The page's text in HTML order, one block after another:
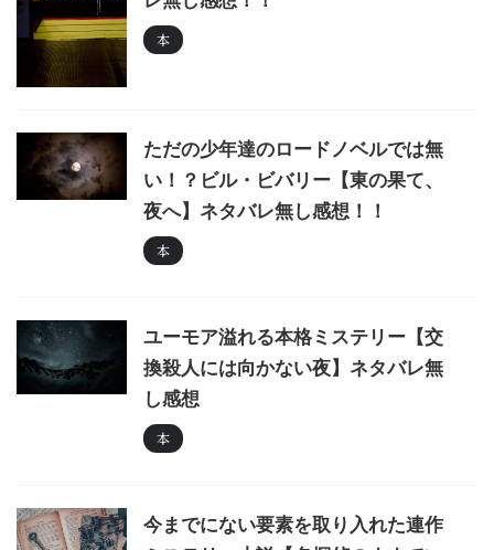
本
ただの少年達のロードノベルでは無
い！？ビル・ビバリー【東の果て、
夜へ】ネタバレ無し感想！！
本
ユーモア溢れる本格ミステリー【交
換殺人には向かない夜】ネタバレ無
し感想
本
今までにない要素を取り入れた連作